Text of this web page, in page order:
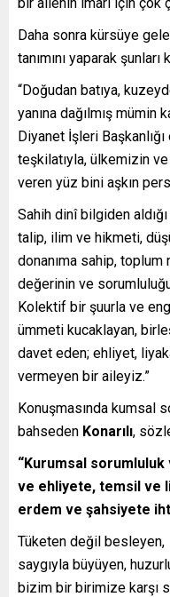
Daha sonra kürsüye
tanımını yaparak şunları
“Doğudan batıya,
yanına dağılmış
Diyanet İşleri
teşkilatıyla, ülkemizin
veren yüz bini aşkın
Sahih dinî bilgiden
talip, ilim ve hikmeti,
donanıma sahip, toplum
değerinin ve
Kolektif bir şuurla ve
ümmeti kucaklayan,
davet eden; ehliyet,
vermeyen bir aileyiz.”
Konuşmasında kumsal
bahseden Konarılı,
“Kurumsal
ve ehliyete, temsil ve
erdem ve şahsiyete
Tüketen değil
saygıyla büyüyen,
bizim bir birimize karşı